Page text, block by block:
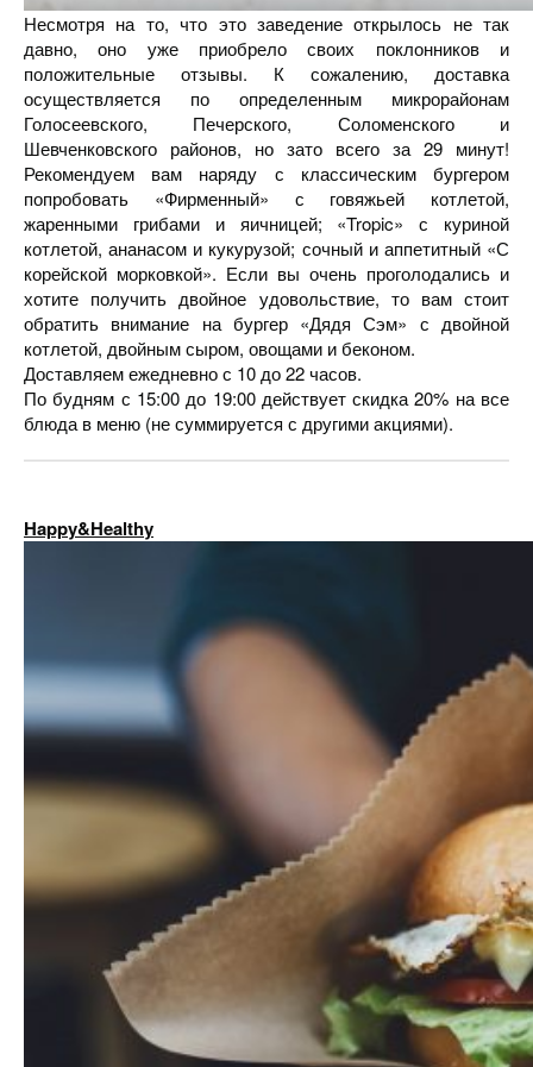
Несмотря на то, что это заведение открылось не так
давно, оно уже приобрело своих поклонников и
положительные отзывы. К сожалению, доставка
осуществляется по определенным микрорайонам
Голосеевского, Печерского, Соломенского и
Шевченковского районов, но зато всего за 29 минут!
Рекомендуем вам наряду с классическим бургером
попробовать «Фирменный» с говяжьей котлетой,
жаренными грибами и яичницей; «Tropic» с куриной
котлетой, ананасом и кукурузой; сочный и аппетитный «С
корейской морковкой». Если вы очень проголодались и
хотите получить двойное удовольствие, то вам стоит
обратить внимание на бургер «Дядя Сэм» с двойной
котлетой, двойным сыром, овощами и беконом.
Доставляем ежедневно с 10 до 22 часов.
По будням с 15:00 до 19:00 действует скидка 20% на все
блюда в меню (не суммируется с другими акциями).
Happy&Healthy